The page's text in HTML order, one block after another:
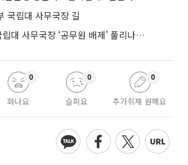
국립대 사무국장 길
무국장 ‘공무원 배제’ 풀리나…응시자격 다시 열렸다
화나요
0
슬퍼요
0
추가취재 원해요
0